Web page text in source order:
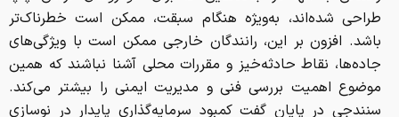
طراحی شده‌اند، به‌ویژه هنگام سبقت، ممکن است خطرناک‌تر
باشد. افزون بر این، رانندگان خارجی ممکن است با ویژگی‌های
جاده‌ها، نقاط حادثه‌خیز و مقررات محلی آشنا نباشند که همین
موضوع اهمیت بررسی فنی و مدیریت ایمنی را بیشتر می‌کند.
سنندجی در پایان گفت کمبود سرمایه‌گذاری پایدار در نوسازی